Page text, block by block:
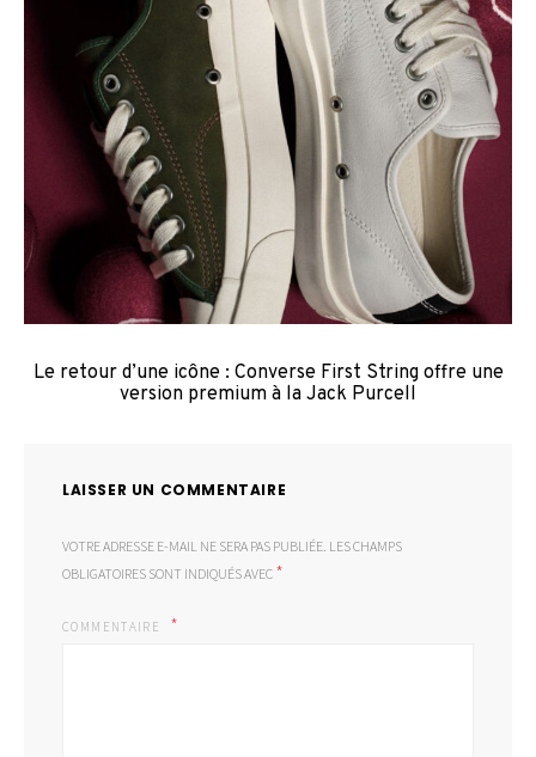
Le retour d’une icône : Converse First String offre une
version premium à la Jack Purcell
LAISSER UN COMMENTAIRE
VOTRE ADRESSE E-MAIL NE SERA PAS PUBLIÉE. LES CHAMPS
OBLIGATOIRES SONT INDIQUÉS AVEC *
COMMENTAIRE